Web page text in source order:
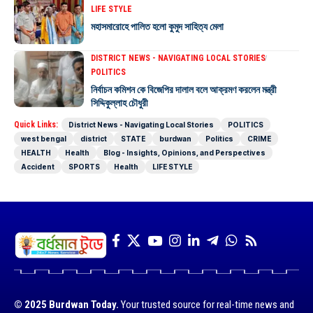
LIFE STYLE
মহাসমারোহে পালিত হলো কুমুদ সাহিত্য মেলা
DISTRICT NEWS - NAVIGATING LOCAL STORIES
POLITICS
নির্বাচন কমিশন কে বিজেপির দালাল বলে আক্রমণ করলেন মন্ত্রী
সিদ্দিকুল্লাহ চৌধুরী
Quick Links: District News - Navigating Local Stories
POLITICS
west bengal
district STATE burdwan Politics
CRIME
HEALTH
Health
Blog - Insights, Opinions, and Perspectives
Accident
SPORTS Health LIFE STYLE
© 2025 Burdwan Today. Your trusted source for real-time news and